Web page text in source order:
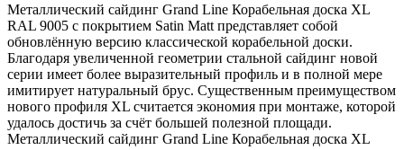
Металлический сайдинг Grand Line Корабельная доска XL
RAL 9005 с покрытием Satin Мatt представляет собой
обновлённую версию классической корабельной доски.
Благодаря увеличенной геометрии стальной сайдинг новой
серии имеет более выразительный профиль и в полной мере
имитирует натуральный брус. Существенным преимуществом
нового профиля XL считается экономия при монтаже, которой
удалось достичь за счёт большей полезной площади.
Металлический сайдинг Grand Line Корабельная доска XL